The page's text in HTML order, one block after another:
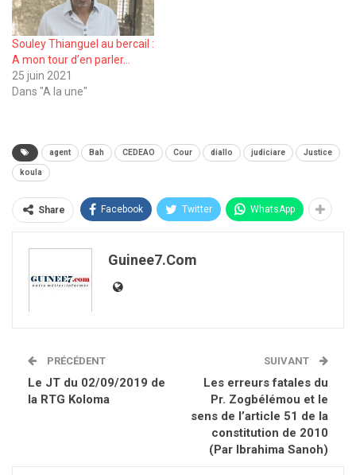
Souley Thianguel au bercail :
A mon tour d’en parler…
25 juin 2021
Dans "A la une"
agent Bah CEDEAO Cour diallo judiciare Justice
koula
Share Facebook Twitter WhatsApp
Guinee7.com
PRÉCÉDENT
Le JT du 02/09/2019 de
la RTG Koloma
SUIVANT
Les erreurs fatales du
Pr. Zogbélémou et le
sens de l’article 51 de la
constitution de 2010
(Par Ibrahima Sanoh)